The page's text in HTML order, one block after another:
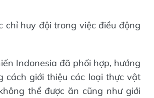
chỉ huy đội trong việc điều động
Indonesia đã phối hợp, hướng
cách giới thiệu các loại thực vật
thể được ăn cũng như giới